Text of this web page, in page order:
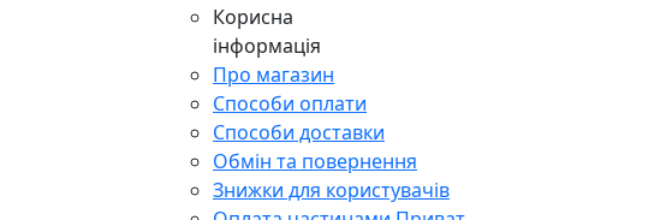
Корисна
інформація
Про магазин
Способи оплати
Способи доставки
Обмін та повернення
Знижки для користувачів